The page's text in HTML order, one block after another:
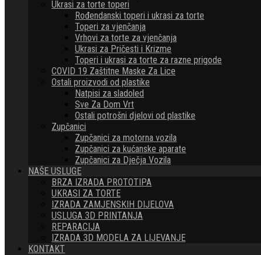
Ukrasi za torte toperi
Rođendanski toperi i ukrasi za torte
Toperi za vjenčanja
Vrhovi za torte za vjenčanja
Ukrasi za Pričesti i Krizme
Toperi i ukrasi za torte za razne prigode
COVID 19 Zaštitne Maske Za Lice
Ostali proizvodi od plastike
Natpisi za sladoled
Sve Za Dom Vrt
Ostali potrošni djelovi od plastike
Zupčanici
Zupčanici za motorna vozila
Zupčanici za kućanske aparate
Zupčanici za Dječja Vozila
NAŠE USLUGE
BRZA IZRADA PROTOTIPA
UKRASI ZA TORTE
IZRADA ZAMJENSKIH DIJELOVA
USLUGA 3D PRINTANJA
REPARACIJA
IZRADA 3D MODELA ZA LIJEVANJE
KONTAKT